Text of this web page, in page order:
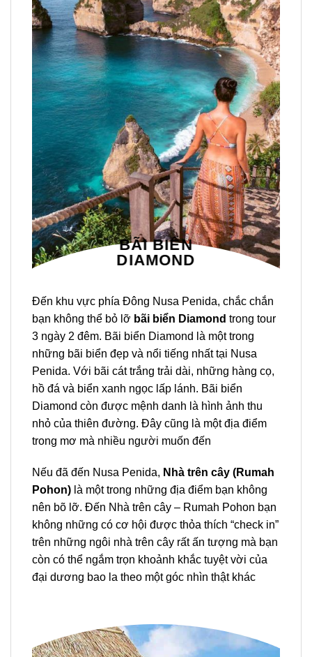
BÃI BIỂN
DIAMOND
Đến khu vực phía Đông Nusa Penida, chắc chắn
bạn không thể bỏ lỡ bãi biển Diamond trong tour
3 ngày 2 đêm. Bãi biển Diamond là một trong
những bãi biển đẹp và nổi tiếng nhất tại Nusa
Penida. Với bãi cát trắng trải dài, những hàng cọ,
hồ đá và biển xanh ngọc lấp lánh. Bãi biển
Diamond còn được mệnh danh là hình ảnh thu
nhỏ của thiên đường. Đây cũng là một địa điểm
trong mơ mà nhiều người muốn đến
Nếu đã đến Nusa Penida, Nhà trên cây (Rumah
Pohon) là một trong những địa điểm bạn không
nên bõ lỡ. Đến Nhà trên cây – Rumah Pohon bạn
không những có cơ hội được thỏa thích “check in”
trên những ngôi nhà trên cây rất ấn tượng mà bạn
còn có thể ngắm trọn khoảnh khắc tuyệt vời của
đại dương bao la theo một góc nhìn thật khác